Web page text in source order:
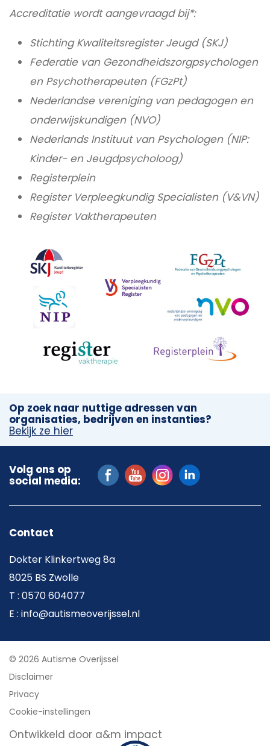
Accreditatie wordt aangevraagd bij*:
Stichting Kwaliteitsregister Jeugd (SKJ)
Federatie van Gezondheidszorgpsychologen
en Psychotherapeuten (FGzPt)
Nederlandse vereniging van pedagogen en
onderwijskundigen (NVO)
Nederlands Instituut van Psychologen (NIP:
Kinder- en Jeugdpsycholoog)
Registerplein
Register Verpleegkundig Specialisten (V&VN)
Register Vaktherapeuten
Op zoek naar nuttige adressen van
organisaties, bedrijven en instanties?
Bekijk ze hier
Volg ons op
social media:
Contact
Dokter Klinkertweg 8a
8025 BS Zwolle
T : 0570 604077
E : info@autismeoverijssel.nl
© 2026 Autisme Overijssel
Disclaimer
Privacy
Cookie-instellingen
Ontwikkeld door a&m impact